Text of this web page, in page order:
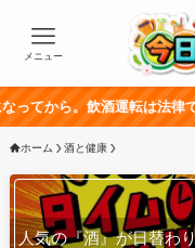
メニュー
酒運転は法律で禁止されて
ホーム 酒と健康
人気の『酒』が日替わ